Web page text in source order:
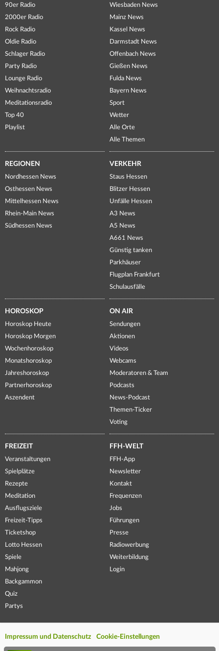
90er Radio
2000er Radio
Rock Radio
Oldie Radio
Schlager Radio
Party Radio
Lounge Radio
Weihnachtsradio
Meditationsradio
Top 40
Playlist
Wiesbaden News
Mainz News
Kassel News
Darmstadt News
Offenbach News
Gießen News
Fulda News
Bayern News
Sport
Wetter
Alle Orte
Alle Themen
REGIONEN
Nordhessen News
Osthessen News
Mittelhessen News
Rhein-Main News
Südhessen News
VERKEHR
Staus Hessen
Blitzer Hessen
Unfälle Hessen
A3 News
A5 News
A661 News
Günstig tanken
Parkhäuser
Flugplan Frankfurt
Schulausfälle
HOROSKOP
Horoskop Heute
Horoskop Morgen
Wochenhoroskop
Monatshoroskop
Jahreshoroskop
Partnerhoroskop
Aszendent
ON AIR
Sendungen
Aktionen
Videos
Webcams
Moderatoren & Team
Podcasts
News-Podcast
Themen-Ticker
Voting
FREIZEIT
Veranstaltungen
Spielplätze
Rezepte
Meditation
Ausflugsziele
Freizeit-Tipps
Ticketshop
Lotto Hessen
Spiele
Mahjong
Backgammon
Quiz
Partys
FFH-WELT
FFH-App
Newsletter
Kontakt
Frequenzen
Jobs
Führungen
Presse
Radiowerbung
Weiterbildung
Login
Impressum und Datenschutz Cookie-Einstellungen